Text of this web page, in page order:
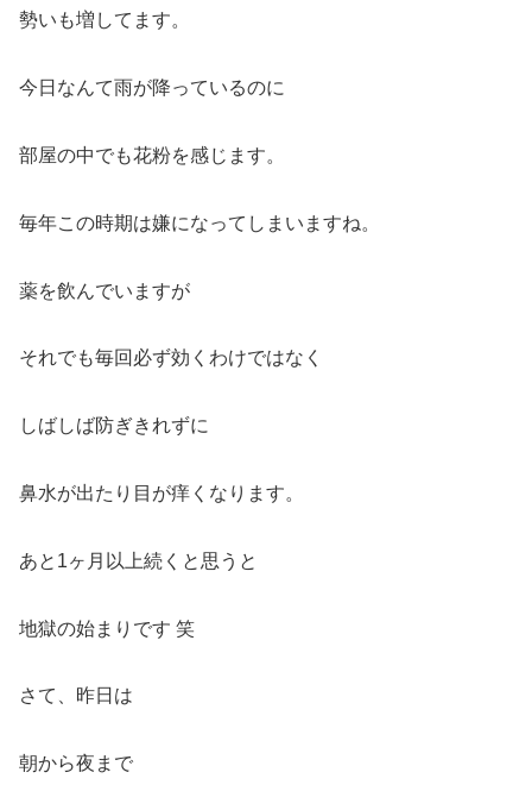
勢いも増してます。
今日なんて雨が降っているのに
部屋の中でも花粉を感じます。
毎年この時期は嫌になってしまいますね。
薬を飲んでいますが
それでも毎回必ず効くわけではなく
しばしば防ぎきれずに
鼻水が出たり目が痒くなります。
あと1ヶ月以上続くと思うと
地獄の始まりです 笑
さて、昨日は
朝から夜まで